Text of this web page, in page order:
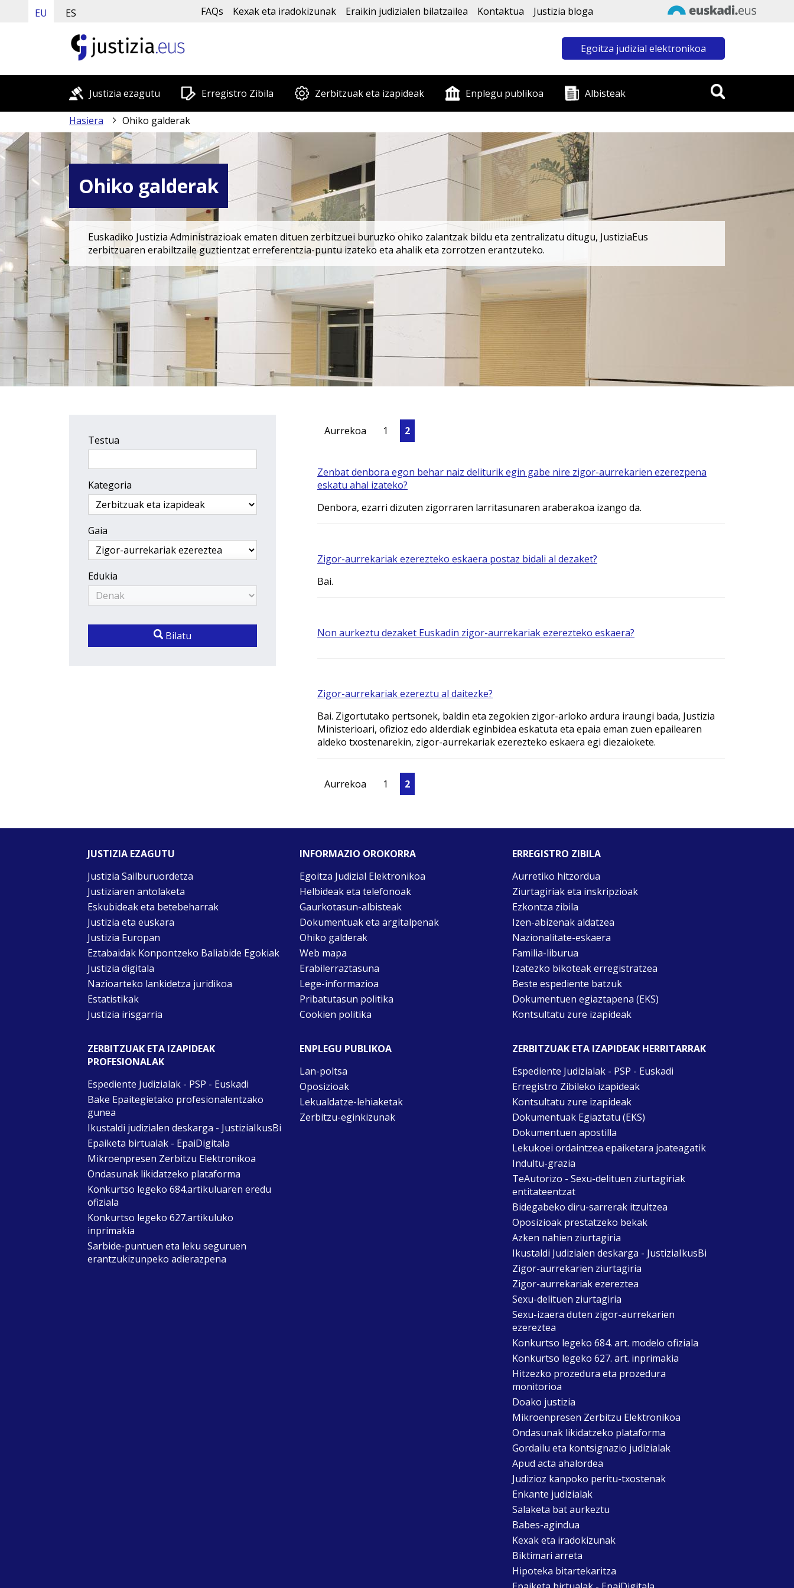
EU ES FAQs Kexak eta iradokizunak Eraikin judizialen bilatzailea Kontaktua Justizia bloga
Egoitza judizial elektronikoa
Justizia ezagutu Erregistro Zibila Zerbitzuak eta izapideak Enplegu publikoa Albisteak
Hasiera Ohiko galderak
Ohiko galderak
Euskadiko Justizia Administrazioak ematen dituen zerbitzuei buruzko ohiko zalantzak bildu eta zentralizatu ditugu, JustiziaEus
zerbitzuaren erabiltzaile guztientzat erreferentzia-puntu izateko eta ahalik eta zorrotzen erantzuteko.
Testua
Kategoria
Gaia
Edukia
Bilatu
Aurrekoa 1 2
Zenbat denbora egon behar naiz deliturik egin gabe nire zigor-aurrekarien ezerezpena
eskatu ahal izateko?
Denbora, ezarri dizuten zigorraren larritasunaren araberakoa izango da.
Zigor-aurrekariak ezerezteko eskaera postaz bidali al dezaket?
Bai.
Non aurkeztu dezaket Euskadin zigor-aurrekariak ezerezteko eskaera?
Zigor-aurrekariak ezereztu al daitezke?
Bai. Zigortutako pertsonek, baldin eta zegokien zigor-arloko ardura iraungi bada, Justizia
Ministerioari, ofizioz edo alderdiak eginbidea eskatuta eta epaia eman zuen epailearen
aldeko txostenarekin, zigor-aurrekariak ezerezteko eskaera egi diezaiokete.
Aurrekoa 1 2
JUSTIZIA EZAGUTU
Justizia Sailburuordetza
Justiziaren antolaketa
Eskubideak eta betebeharrak
Justizia eta euskara
Justizia Europan
Eztabaidak Konpontzeko Baliabide Egokiak
Justizia digitala
Nazioarteko lankidetza juridikoa
Estatistikak
Justizia irisgarria
INFORMAZIO OROKORRA
Egoitza Judizial Elektronikoa
Helbideak eta telefonoak
Gaurkotasun-albisteak
Dokumentuak eta argitalpenak
Ohiko galderak
Web mapa
Erabilerraztasuna
Lege-informazioa
Pribatutasun politika
Cookien politika
ERREGISTRO ZIBILA
Aurretiko hitzordua
Ziurtagiriak eta inskripzioak
Ezkontza zibila
Izen-abizenak aldatzea
Nazionalitate-eskaera
Familia-liburua
Izatezko bikoteak erregistratzea
Beste espediente batzuk
Dokumentuen egiaztapena (EKS)
Kontsultatu zure izapideak
ZERBITZUAK ETA IZAPIDEAK
PROFESIONALAK
Espediente Judizialak - PSP - Euskadi
Bake Epaitegietako profesionalentzako
gunea
Ikustaldi judizialen deskarga - JustiziaIkusBi
Epaiketa birtualak - EpaiDigitala
Mikroenpresen Zerbitzu Elektronikoa
Ondasunak likidatzeko plataforma
Konkurtso legeko 684.artikuluaren eredu
ofiziala
Konkurtso legeko 627.artikuluko
inprimakia
Sarbide-puntuen eta leku seguruen
erantzukizunpeko adierazpena
ENPLEGU PUBLIKOA
Lan-poltsa
Oposizioak
Lekualdatze-lehiaketak
Zerbitzu-eginkizunak
ZERBITZUAK ETA IZAPIDEAK HERRITARRAK
Espediente Judizialak - PSP - Euskadi
Erregistro Zibileko izapideak
Kontsultatu zure izapideak
Dokumentuak Egiaztatu (EKS)
Dokumentuen apostilla
Lekukoei ordaintzea epaiketara joateagatik
Indultu-grazia
TeAutorizo - Sexu-delituen ziurtagiriak
entitateentzat
Bidegabeko diru-sarrerak itzultzea
Oposizioak prestatzeko bekak
Azken nahien ziurtagiria
Ikustaldi Judizialen deskarga - JustiziaIkusBi
Zigor-aurrekarien ziurtagiria
Zigor-aurrekariak ezereztea
Sexu-delituen ziurtagiria
Sexu-izaera duten zigor-aurrekarien
ezereztea
Konkurtso legeko 684. art. modelo ofiziala
Konkurtso legeko 627. art. inprimakia
Hitzezko prozedura eta prozedura
monitorioa
Doako justizia
Mikroenpresen Zerbitzu Elektronikoa
Ondasunak likidatzeko plataforma
Gordailu eta kontsignazio judizialak
Apud acta ahalordea
Judizioz kanpoko peritu-txostenak
Enkante judizialak
Salaketa bat aurkeztu
Babes-agindua
Kexak eta iradokizunak
Biktimari arreta
Hipoteka bitartekaritza